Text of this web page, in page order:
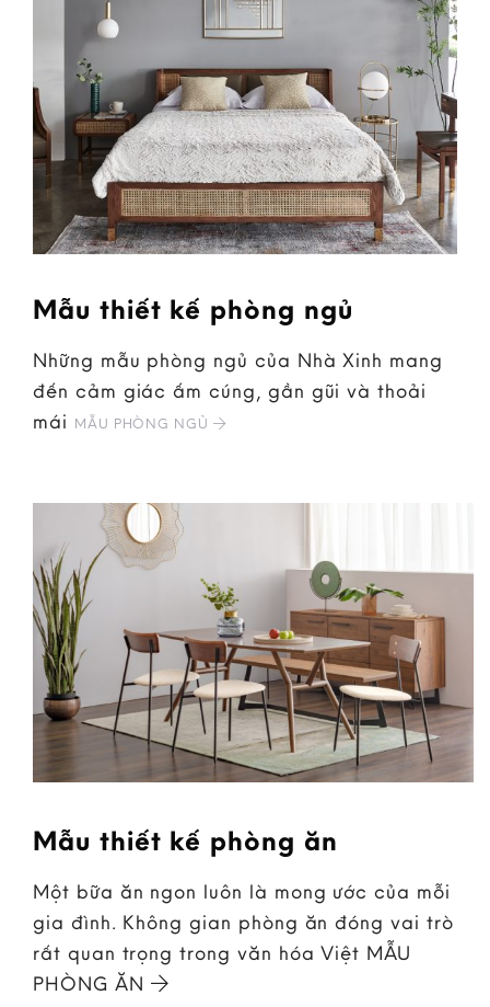
Mẫu thiết kế phòng ngủ
Những mẫu phòng ngủ của Nhà Xinh mang
đến cảm giác ấm cúng, gần gũi và thoải
mái MẪU PHÒNG NGỦ
Mẫu thiết kế phòng ăn
Một bữa ăn ngon luôn là mong ước của mỗi
gia đình. Không gian phòng ăn đóng vai trò
rất quan trọng trong văn hóa Việt MẪU
PHÒNG ĂN